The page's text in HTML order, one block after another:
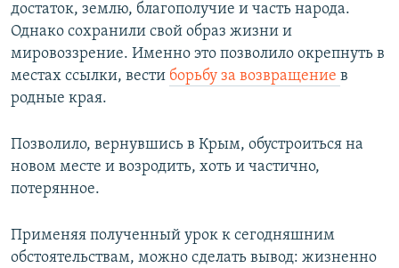
достаток, землю, благополучие и часть народа.
Однако сохранили свой образ жизни и
мировоззрение. Именно это позволило окрепнуть в
местах ссылки, вести борьбу за возвращение в
родные края.
Позволило, вернувшись в Крым, обустроиться на
новом месте и возродить, хоть и частично,
потерянное.
Применяя полученный урок к сегодняшним
обстоятельствам, можно сделать вывод: жизненно